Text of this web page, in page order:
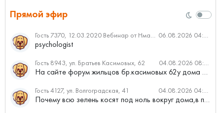
Прямой эфир
Гость 7370, 12.03.2020 Вебинар от Нмаркет.ПРО: «Актуальное об ипотеке: что нужно знать» 06.08.2026 04:00
psychologist
Гость 8943, ул. Братьев Касимовых, 62 04.08.2026 08:34
Гость 4127, ул. Волгоградская, 41 04.08.2026 04:46